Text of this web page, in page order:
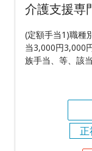
介護支援専
(定額手当1)職種
当3,000円3,000
族手当、等、該
正